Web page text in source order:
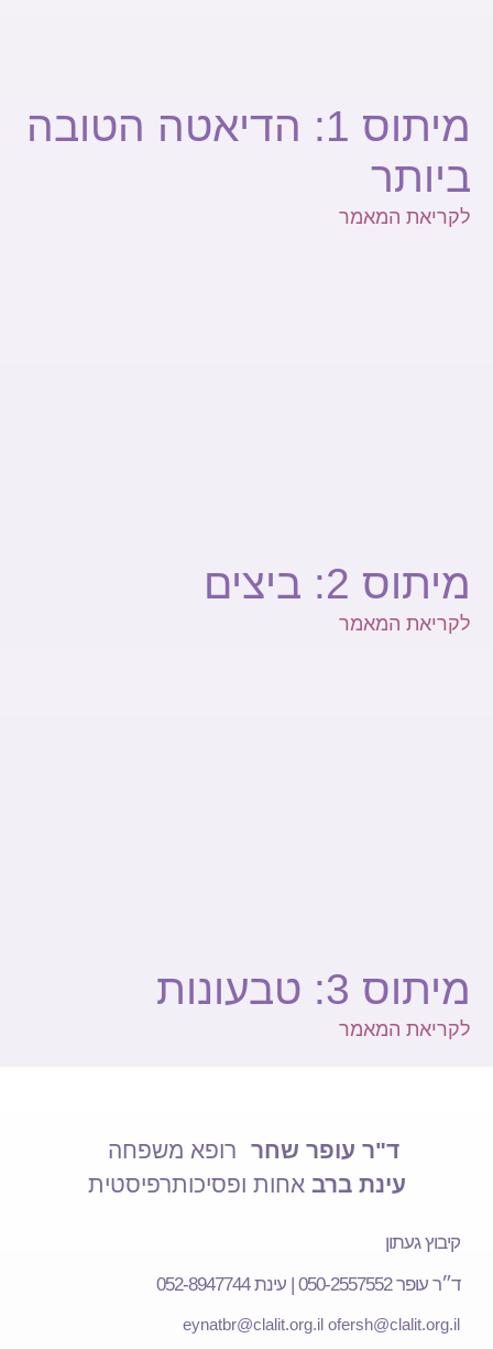
מיתוס 1: הדיאטה הטובה
ביותר
לקריאת המאמר
מיתוס 2: ביצים
לקריאת המאמר
מיתוס 3: טבעונות
לקריאת המאמר
ד"ר עופר שחר רופא משפחה
עינת ברבאחות ופסיכותרפיסטית
קיבוץ געתון
ד״ר עופר 050-2557552 | עינת 052-8947744
ofersh@clalit.org.il
eynatbr@clalit.org.il